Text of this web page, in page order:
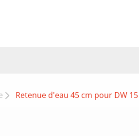
Retenue d'eau 45 cm pour DW